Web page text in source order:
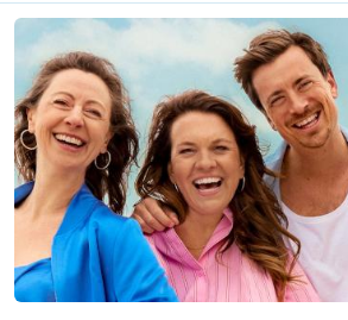
Twintig genomineerden bekend voor VRT